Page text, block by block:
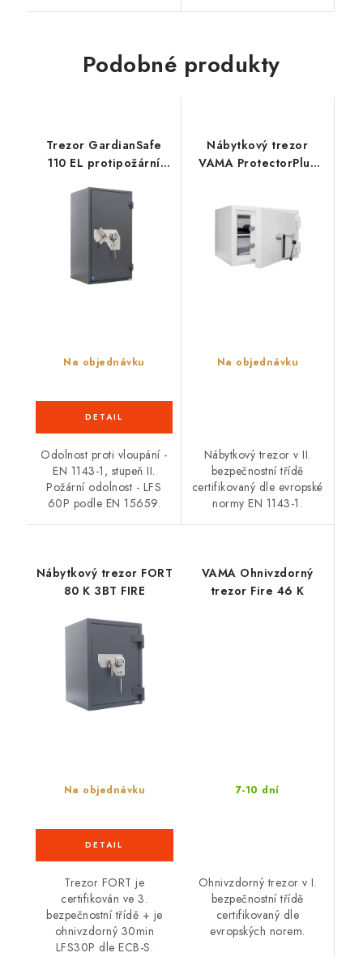
Podobné produkty
Trezor GardianSafe
110 EL protipožární
Na objednávku
Odolnost proti vloupání -
EN 1143-1, stupeň II.
Požární odolnost - LFS
60P podle EN 15659.
Nábytkový trezor
VAMA ProtectorPlus
Na objednávku
Nábytkový trezor v II.
bezpečnostní třídě
certifikovaný dle evropské
normy EN 1143-1.
Nábytkový trezor FORT
80 K 3BT FIRE
Na objednávku
Trezor FORT je
certifikován ve 3.
bezpečnostní třídě + je
ohnivzdorný 30min
LFS30P dle ECB-S.
VAMA Ohnivzdorný
trezor Fire 46 K
7-10 dní
Ohnivzdorný trezor v I.
bezpečnostní třídě
certifikovaný dle
evropských norem.